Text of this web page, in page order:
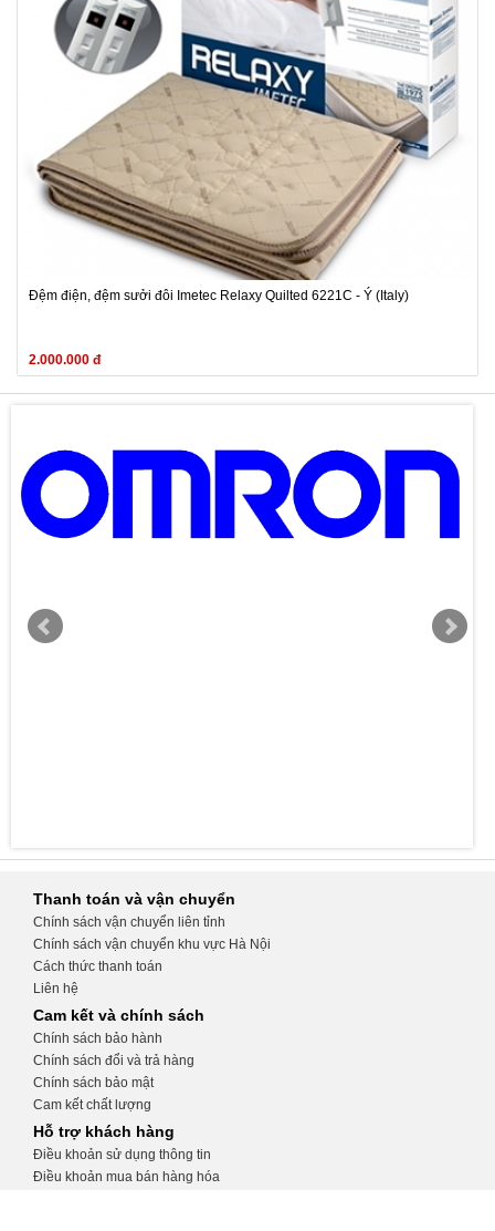
Đệm điện, đệm sưởi đôi Imetec Relaxy Quilted 6221C - Ý (Italy)
2.000.000 đ
Thanh toán và vận chuyển
Chính sách vận chuyển liên tỉnh
Chính sách vận chuyển khu vực Hà Nội
Cách thức thanh toán
Liên hệ
Cam kết và chính sách
Chính sách bảo hành
Chính sách đổi và trả hàng
Chính sách bảo mật
Cam kết chất lượng
Hỗ trợ khách hàng
Điều khoản sử dụng thông tin
Điều khoản mua bán hàng hóa